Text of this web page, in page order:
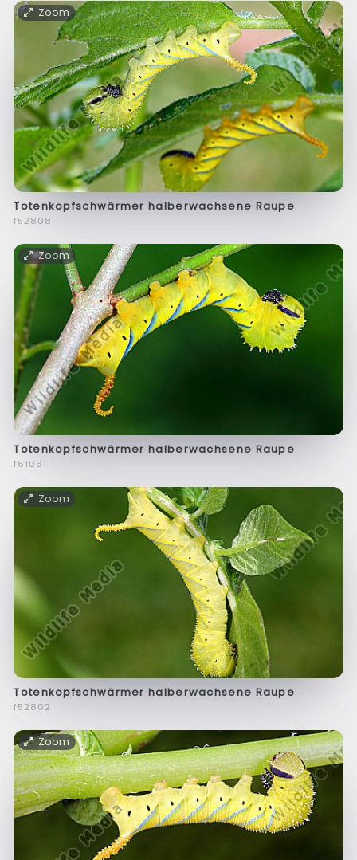
Zoom
Totenkopfschwärmer halberwachsene Raupe
f52808
Zoom
Totenkopfschwärmer halberwachsene Raupe
f61061
Zoom
Totenkopfschwärmer halberwachsene Raupe
f52802
Zoom